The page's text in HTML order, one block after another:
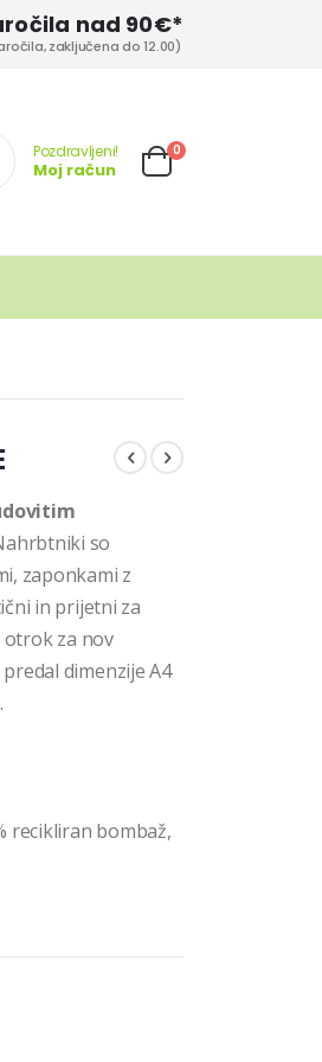
nad 90€*
zaključena do 12.00)
Pozdravljeni!
Moj račun Cart
0izd.
so
zaponkami z
in prijetni za
otrok za nov
dimenzije A4
recikliran bombaž,